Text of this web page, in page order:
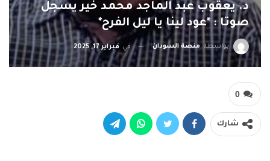
د. يعقوب عبد الماجد محمد خير يسجل
صوتا : *عود لينا يا ليل الفرح*
بواسطةمنصة السودان في فبراير 17, 2025
0
شارك